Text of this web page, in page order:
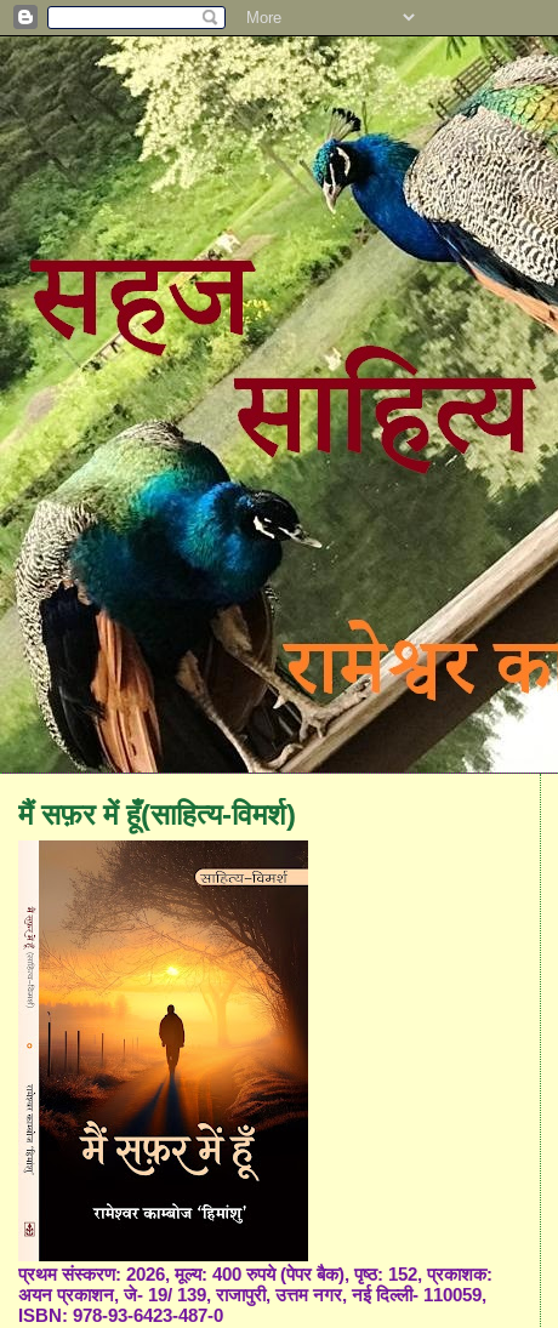
मैं सफ़र में हूँ(साहित्य-विमर्श)
प्रथम संस्करण: 2026, मूल्य: 400 रुपये (पेपर बैक), पृष्ठ: 152, प्रकाशक:
अयन प्रकाशन, जे- 19/ 139, राजापुरी, उत्तम नगर, नई दिल्ली- 110059,
ISBN: 978-93-6423-487-0